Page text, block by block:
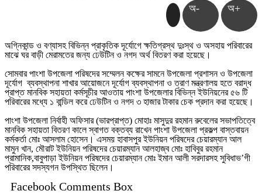
অ- অ+
অগ্নিকান্ড ও বণ্যাসহ বিভিন্ন প্রাকৃতিক দূর্যোগে ক্ষতিগ্রস্থ দুঃস্থ ও অসহায় পরিবারের
মাঝে ঘর বাড়ী মেরামতের জন্য ঢেউটিন ও নগদ অর্থ বিতরণ করা হয়েছে।
সোমবার পাংশা উপজেলা পরিষদের সম্মেলন কক্ষের সামনে উপজেলা প্রশাসন ও উপজেলা
দূর্যোগ ব্যবস্থাপনা শাখার আয়োজনে দূর্যোগ ব্যবস্থাপনা ও ত্রাণ মন্ত্রণালয় হতে বরাদ্ধ
প্রাপ্ত মানবিক সহায়তা কর্মসূচীর আওতায় পাংশা উপজেলার বিভিন্ন ইউনিয়নের ৫৬ টি
পরিবারের মধ্যে ১ বান্ডিল করে ঢেউটিন ও নগদ ৩ হাজার টাকার চেক প্রদান করা হয়েছে।
পাংশা উপজেলা নির্বাহী অফিসার (ভারপ্রাপ্ত) মোহাঃ মাসুদুর রহমান রুবেলের সভাপতিত্বে
মানবিক সহায়তা বিতরণ কালে স্বাগত বক্তব্য রাখেন পাংশা উপজেলা প্রকল্প বাস্তবায়ন
কর্মকর্তা মোঃ আসলাম হোসেন। এসময় হাবাসপুর ইউনিয়ন পরিষদের চেয়ারম্যান আল
মামুন খান, মৌরাট ইউনিয়ন পরিষদের চেয়ারম্যান আলহাজ্ব মোঃ হাবিবুর রহমান
প্রামানিক,বাবুপাড়া ইউনিয়ন পরিষদের চেয়ারম্যান মোঃ ইমান আলী সরদারসহ সুবিধাভ’গী
পরিবারের সদস্যগন উপস্থিত ছিলেন।
Facebook Comments Box